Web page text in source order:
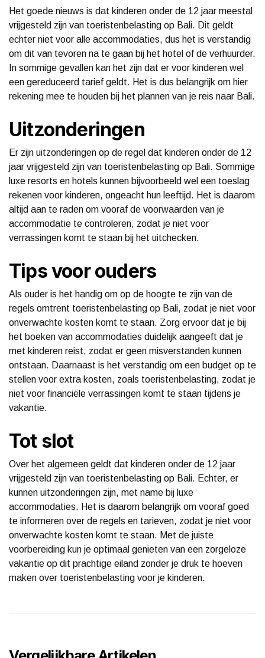
Het goede nieuws is dat kinderen onder de 12 jaar meestal
vrijgesteld zijn van toeristenbelasting op Bali. Dit geldt
echter niet voor alle accommodaties, dus het is verstandig
om dit van tevoren na te gaan bij het hotel of de verhuurder.
In sommige gevallen kan het zijn dat er voor kinderen wel
een gereduceerd tarief geldt. Het is dus belangrijk om hier
rekening mee te houden bij het plannen van je reis naar Bali.
Uitzonderingen
Er zijn uitzonderingen op de regel dat kinderen onder de 12
jaar vrijgesteld zijn van toeristenbelasting op Bali. Sommige
luxe resorts en hotels kunnen bijvoorbeeld wel een toeslag
rekenen voor kinderen, ongeacht hun leeftijd. Het is daarom
altijd aan te raden om vooraf de voorwaarden van je
accommodatie te controleren, zodat je niet voor
verrassingen komt te staan bij het uitchecken.
Tips voor ouders
Als ouder is het handig om op de hoogte te zijn van de
regels omtrent toeristenbelasting op Bali, zodat je niet voor
onverwachte kosten komt te staan. Zorg ervoor dat je bij
het boeken van accommodaties duidelijk aangeeft dat je
met kinderen reist, zodat er geen misverstanden kunnen
ontstaan. Daarnaast is het verstandig om een budget op te
stellen voor extra kosten, zoals toeristenbelasting, zodat je
niet voor financiële verrassingen komt te staan tijdens je
vakantie.
Tot slot
Over het algemeen geldt dat kinderen onder de 12 jaar
vrijgesteld zijn van toeristenbelasting op Bali. Echter, er
kunnen uitzonderingen zijn, met name bij luxe
accommodaties. Het is daarom belangrijk om vooraf goed
te informeren over de regels en tarieven, zodat je niet voor
onverwachte kosten komt te staan. Met de juiste
voorbereiding kun je optimaal genieten van een zorgeloze
vakantie op dit prachtige eiland zonder je druk te hoeven
maken over toeristenbelasting voor je kinderen.